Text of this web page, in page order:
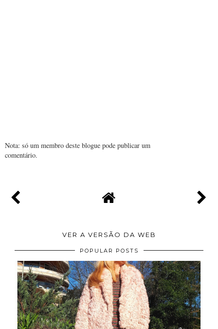
Nota: só um membro deste blogue pode publicar um
comentário.
VER A VERSÃO DA WEB
POPULAR POSTS